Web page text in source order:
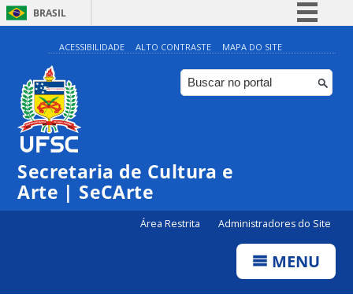
BRASIL
Simplifique!
Comunica BR
Participe
ACESSIBILIDADE ALTO CONTRASTE MAPA DO SITE
Secretaria de Cultura e
Arte | SeCArte
Área Restrita Administradores do Site
MENU